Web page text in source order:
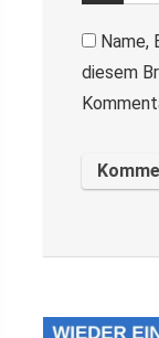
Name,
diesem